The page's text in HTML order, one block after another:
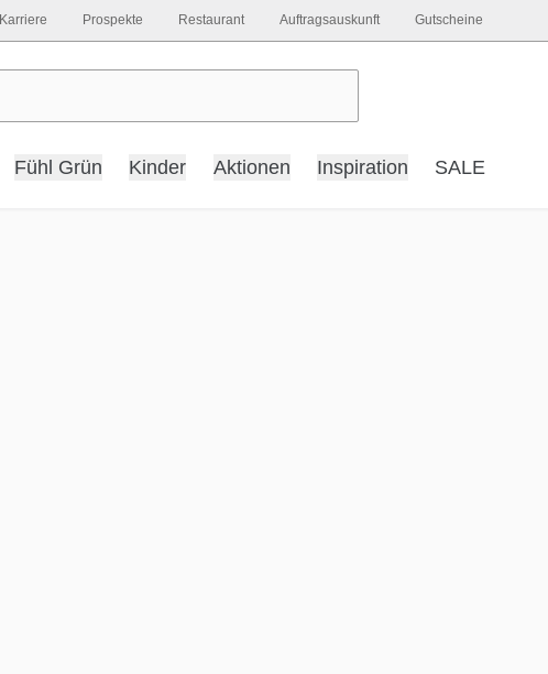
Fühl Grün Kinder Aktionen Inspiration SALE
Karriere Prospekte Restaurant Auftragsauskunft Gutscheine